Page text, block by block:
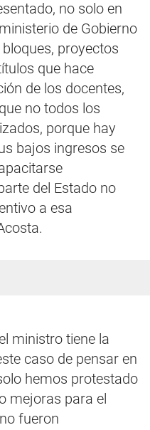
no solo en
de Gobierno
proyectos
que hace
de los docentes,
no todos los
porque hay
bajos ingresos se
del Estado no
a esa
ministro tiene la
caso de pensar en
hemos protestado
mejoras para el
fueron